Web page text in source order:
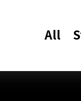
All